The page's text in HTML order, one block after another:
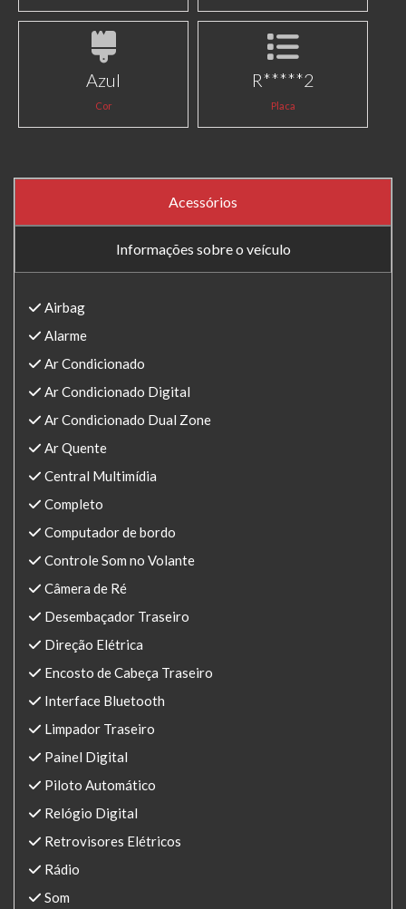
Azul
Cor
R*****2
Placa
Acessórios
Informações sobre o veículo
Airbag
Alarme
Ar Condicionado
Ar Condicionado Digital
Ar Condicionado Dual Zone
Ar Quente
Central Multimídia
Completo
Computador de bordo
Controle Som no Volante
Câmera de Ré
Desembaçador Traseiro
Direção Elétrica
Encosto de Cabeça Traseiro
Interface Bluetooth
Limpador Traseiro
Painel Digital
Piloto Automático
Relógio Digital
Retrovisores Elétricos
Rádio
Som